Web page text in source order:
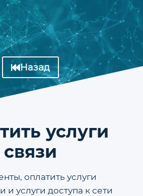
Назад
услуги
связи
оплатить услуги
и услуги доступа к сети